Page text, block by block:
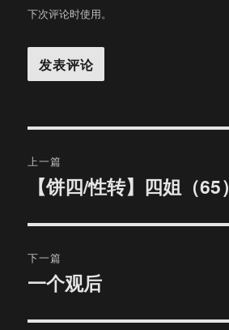
下次评论时使用。
章
航
上一篇
文
章：
【饼四/性转】四姐（65）
下一篇
下
一个观后